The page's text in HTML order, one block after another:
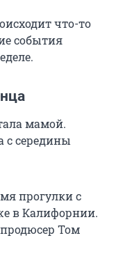
что-то
события
мамой.
с середины
прогулки с
в Калифорнии.
Том